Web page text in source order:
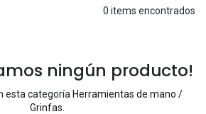
0 items encontrados
ningún producto!
esta categoría Herramientas de mano /
Grinfas